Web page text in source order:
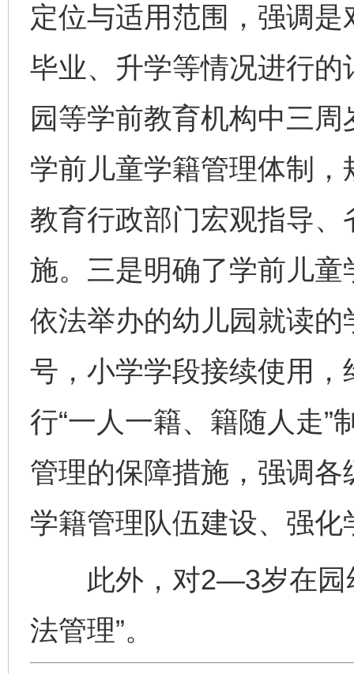
定位与适用范围，强调
毕业、升学等情况进行
园等学前教育机构中三
学前儿童学籍管理体制
教育行政部门宏观指导
施。三是明确了学前儿
依法举办的幼儿园就读
号，小学学段接续使用
行“一人一籍、籍随人走”
管理的保障措施，强调
学籍管理队伍建设、强
此外，对2—3岁在园
法管理”。